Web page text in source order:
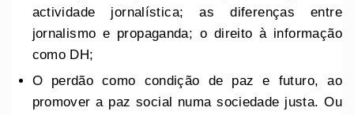
actividade jornalística; as diferenças entre
jornalismo e propaganda; o direito à informação
como DH;
O perdão como condição de paz e futuro, ao
promover a paz social numa sociedade justa. Ou